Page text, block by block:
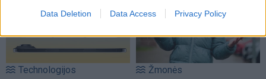
Data Deletion Data Access Privacy Policy
Technologijos Žmonės